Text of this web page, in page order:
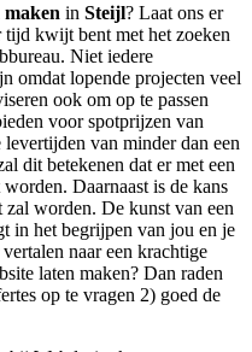
maken in Steijl? Laat ons er
kwijt bent met het zoeken
Niet iedere
omdat lopende projecten veel
ook om op te passen
voor spotprijzen van
van minder dan een
dit betekenen dat er met een
Daarnaast is de kans
zal worden. De kunst van een
in het begrijpen van jou en je
naar een krachtige
laten maken? Dan raden
op te vragen 2) goed de